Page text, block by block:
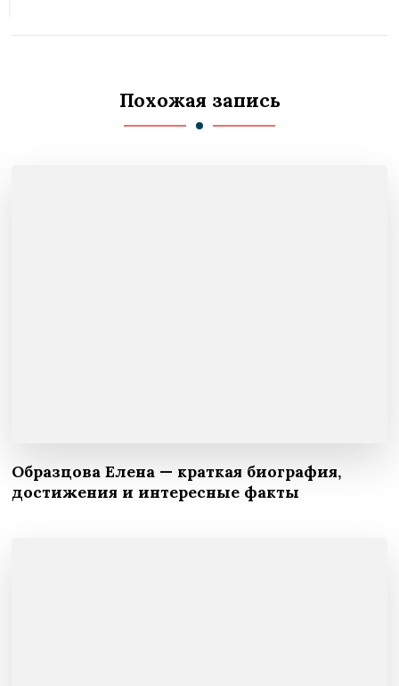
Похожая запись
Образцова Елена — краткая биография,
достижения и интересные факты